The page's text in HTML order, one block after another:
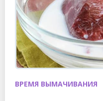
ВРЕМЯ ВЫМАЧИВАНИЯ